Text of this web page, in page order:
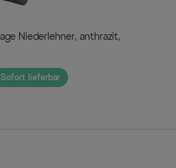
Sofort lieferbar